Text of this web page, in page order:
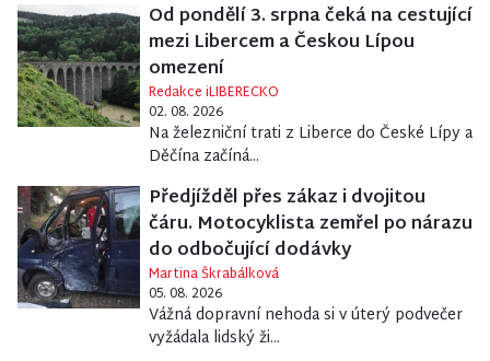
Od pondělí 3. srpna čeká na cestující
mezi Libercem a Českou Lípou
omezení
Redakce iLIBERECKO
02. 08. 2026
Na železniční trati z Liberce do České Lípy a
Děčína začíná...
Předjížděl přes zákaz i dvojitou
čáru. Motocyklista zemřel po nárazu
do odbočující dodávky
Martina Škrabálková
05. 08. 2026
Vážná dopravní nehoda si v úterý podvečer
vyžádala lidský ži...